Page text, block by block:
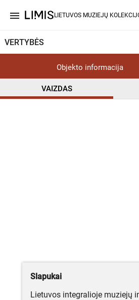
menu LIETUVOS MUZIEJŲ
VERTYBĖS
Objekto informacija
VAIZDAS
Slapukai
Lietuvos integralioje muziejų